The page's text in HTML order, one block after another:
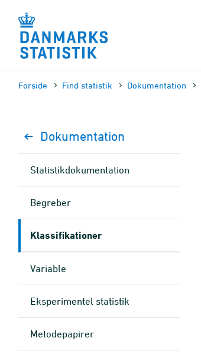
sidens
indhold
Forside Find statistik Dokumen­tation
Dokumen­tation
Statistik­dokument­ation
Begreber
Klassifikationer
Variable
Eksperimentel statistik
Metode­papirer